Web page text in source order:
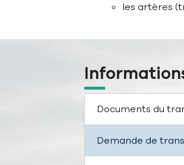
les artères
Documents du
Demande de